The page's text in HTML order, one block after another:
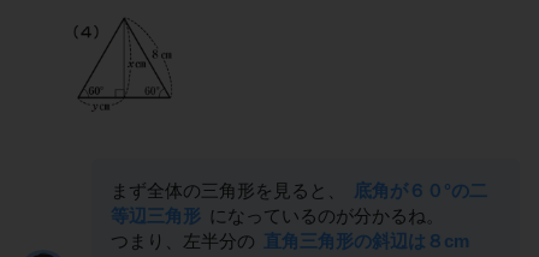
まず全体の三角形を見ると、
底角が６０°の二
等辺三角形 になっているのが分かるね。
つまり、左半分の 直角三角形の斜辺は８cm